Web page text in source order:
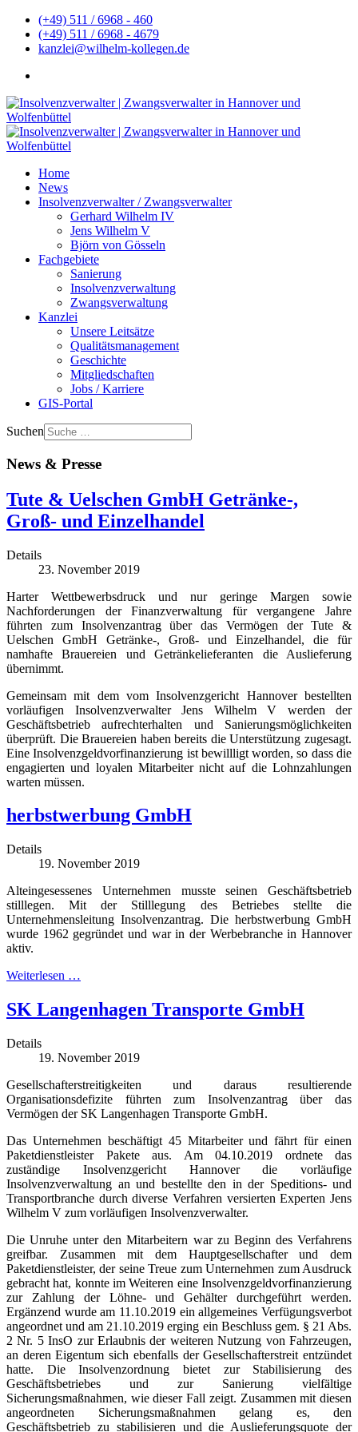
(+49) 511 / 6968 - 460
(+49) 511 / 6968 - 4679
kanzlei@wilhelm-kollegen.de
Home
News
Insolvenzverwalter / Zwangsverwalter
Gerhard Wilhelm IV
Jens Wilhelm V
Björn von Gösseln
Fachgebiete
Sanierung
Insolvenzverwaltung
Zwangsverwaltung
Kanzlei
Unsere Leitsätze
Qualitätsmanagement
Geschichte
Mitgliedschaften
Jobs / Karriere
GIS-Portal
Suchen
News & Presse
Tute & Uelschen GmbH Getränke-,
Groß- und Einzelhandel
Details
23. November 2019
Harter Wettbewerbsdruck und nur geringe Margen sowie
Nachforderungen der Finanzverwaltung für vergangene Jahre
führten zum Insolvenzantrag über das Vermögen der Tute &
Uelschen GmbH Getränke-, Groß- und Einzelhandel, die für
namhafte Brauereien und Getränkelieferanten die Auslieferung
übernimmt.
Gemeinsam mit dem vom Insolvenzgericht Hannover bestellten
vorläufigen Insolvenzverwalter Jens Wilhelm V werden der
Geschäftsbetrieb aufrechterhalten und Sanierungsmöglichkeiten
überprüft. Die Brauereien haben bereits die Unterstützung zugesagt.
Eine Insolvenzgeldvorfinanzierung ist bewillligt worden, so dass die
engagierten und loyalen Mitarbeiter nicht auf die Lohnzahlungen
warten müssen.
herbstwerbung GmbH
Details
19. November 2019
Alteingesessenes Unternehmen musste seinen Geschäftsbetrieb
stilllegen. Mit der Stilllegung des Betriebes stellte die
Unternehmensleitung Insolvenzantrag. Die herbstwerbung GmbH
wurde 1962 gegründet und war in der Werbebranche in Hannover
aktiv.
Weiterlesen …
SK Langenhagen Transporte GmbH
Details
19. November 2019
Gesellschafterstreitigkeiten und daraus resultierende
Organisationsdefizite führten zum Insolvenzantrag über das
Vermögen der SK Langenhagen Transporte GmbH.
Das Unternehmen beschäftigt 45 Mitarbeiter und fährt für einen
Paketdienstleister Pakete aus. Am 04.10.2019 ordnete das
zuständige Insolvenzgericht Hannover die vorläufige
Insolvenzverwaltung an und bestellte den in der Speditions- und
Transportbranche durch diverse Verfahren versierten Experten Jens
Wilhelm V zum vorläufigen Insolvenzverwalter.
Die Unruhe unter den Mitarbeitern war zu Beginn des Verfahrens
greifbar. Zusammen mit dem Hauptgesellschafter und dem
Paketdienstleister, der seine Treue zum Unternehmen zum Ausdruck
gebracht hat, konnte im Weiteren eine Insolvenzgeldvorfinanzierung
zur Zahlung der Löhne- und Gehälter durchgeführt werden.
Ergänzend wurde am 11.10.2019 ein allgemeines Verfügungsverbot
angeordnet und am 21.10.2019 erging ein Beschluss gem. § 21 Abs.
2 Nr. 5 InsO zur Erlaubnis der weiteren Nutzung von Fahrzeugen,
an deren Eigentum sich ebenfalls der Gesellschafterstreit entzündet
hatte. Die Insolvenzordnung bietet zur Stabilisierung des
Geschäftsbetriebes und zur Sanierung vielfältige
Sicherungsmaßnahmen, wie dieser Fall zeigt. Zusammen mit diesen
angeordneten Sicherungsmaßnahmen gelang es, den
Geschäftsbetrieb zu stabilisieren und die Auslieferungsquote der